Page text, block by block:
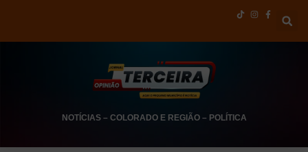
NOTÍCIAS– COLORADO E REGIÃO– POLÍTICA